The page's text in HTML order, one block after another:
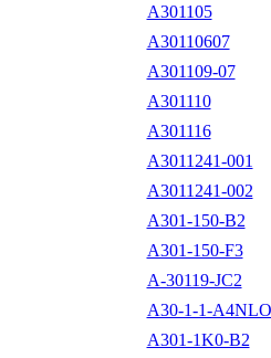
A301105
A30110607
A301109-07
A301110
A301116
A3011241-001
A3011241-002
A301-150-B2
A301-150-F3
A-30119-JC2
A30-1-1-
A301-1K0-B2